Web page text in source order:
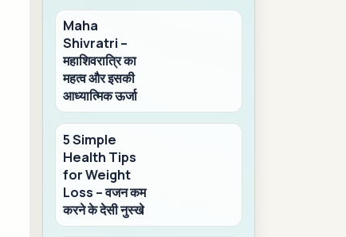
Maha
Shivratri –
महाशिवरात्रि का
महत्व और इसकी
आध्यात्मिक ऊर्जा
5 Simple
Health Tips
for Weight
Loss – वजन कम
करने के देसी नुस्खे